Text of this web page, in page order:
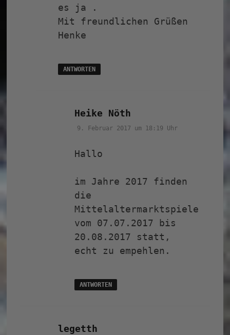
es ja .
Mit freundlichen Grüßen
Henke
ANTWORTEN
Heike Nöth
9. Februar 2017 um 18:19 Uhr
Hallo
im Jahre 2017 finden
die
Mittelaltermarktspiele
vom 07.07.2017 bis
20.08.2017 statt,
echt zu empehlen.
ANTWORTEN
legetth